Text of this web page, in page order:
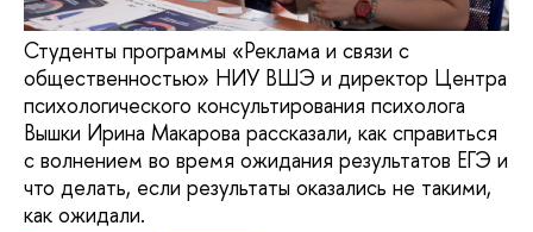
Студенты программы «Реклама и связи с
общественностью» НИУ ВШЭ и директор Центра
психологического консультирования психолога
Вышки Ирина Макарова рассказали, как справиться
с волнением во время ожидания результатов ЕГЭ и
что делать, если результаты оказались не такими,
как ожидали.